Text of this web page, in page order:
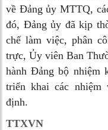
về Đảng ủy MTTQ,
đó, Đảng ủy đã kịp
chế làm việc, phân
trực, Ủy viên Ban
hành Đảng bộ nhiệm
triển khai các
định.
TTXVN